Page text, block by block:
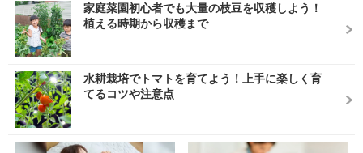
家庭菜園初心者でも大量の枝豆を収穫しよう！
植える時期から収穫まで
水耕栽培でトマトを育てよう！上手に楽しく育
てるコツや注意点